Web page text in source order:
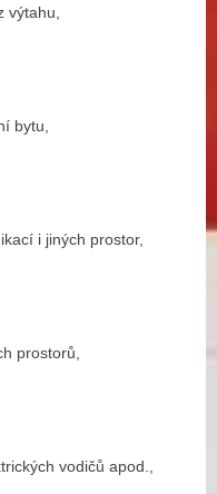
výtahu,
bytu,
i jiných prostor,
prostorů,
vodičů apod.,